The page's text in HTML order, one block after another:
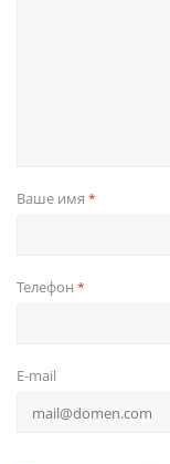
Ваше имя *
Телефон *
E-mail